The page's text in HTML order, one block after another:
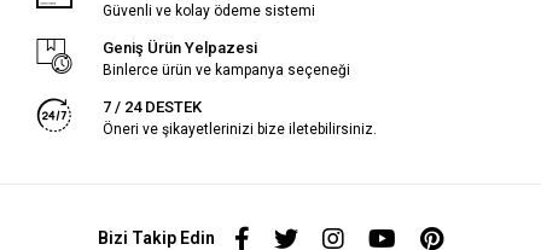
Güvenli ve kolay ödeme sistemi
Geniş Ürün Yelpazesi
Binlerce ürün ve kampanya seçeneği
7 / 24 DESTEK
Öneri ve şikayetlerinizi bize iletebilirsiniz.
Bizi Takip Edin